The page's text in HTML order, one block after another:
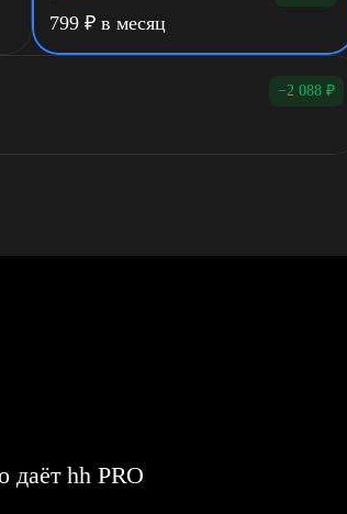
799 ₽ в месяц
−2 088 ₽
даёт hh PRO